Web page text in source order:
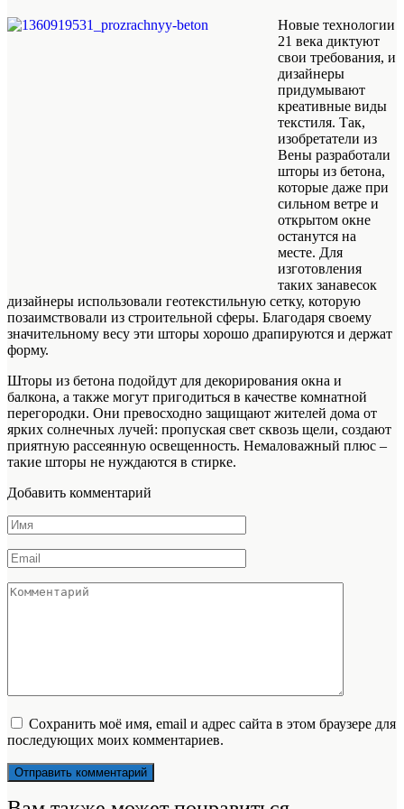
Новые технологии
21 века диктуют
свои требования, и
дизайнеры
придумывают
креативные виды
текстиля. Так,
изобретатели из
Вены разработали
шторы из бетона,
которые даже при
сильном ветре и
открытом окне
останутся на
месте. Для
изготовления
таких занавесок
дизайнеры использовали геотекстильную сетку, которую
позаимствовали из строительной сферы. Благодаря своему
значительному весу эти шторы хорошо драпируются и держат
форму.
Шторы из бетона подойдут для декорирования окна и
балкона, а также могут пригодиться в качестве комнатной
перегородки. Они превосходно защищают жителей дома от
ярких солнечных лучей: пропуская свет сквозь щели, создают
приятную рассеянную освещенность. Немаловажный плюс –
такие шторы не нуждаются в стирке.
Добавить комментарий
Имя
*
Email
*
Комментарий
Сохранить моё имя, email и адрес сайта в этом браузере для
последующих моих комментариев.